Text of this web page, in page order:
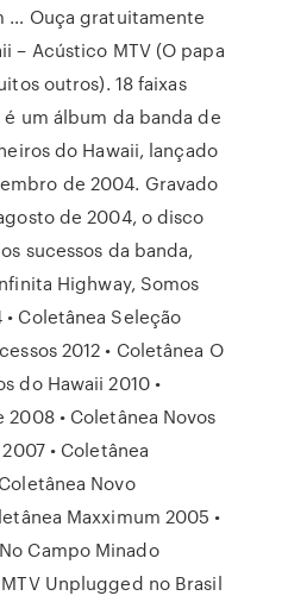
… Ouça gratuitamente
– Acústico MTV (O papa
outros). 18 faixas
é um álbum da banda de
do Hawaii, lançado
de 2004. Gravado
de 2004, o disco
sucessos da banda,
Highway, Somos
Coletânea Seleção
2012 • Coletânea O
do Hawaii 2010 •
• Coletânea Novos
• Coletânea
Novo
Maxximum 2005 •
Campo Minado
Unplugged no Brasil